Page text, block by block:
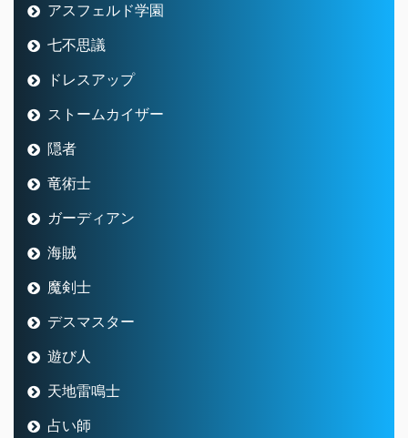
アスフェルド学園
七不思議
ドレスアップ
ストームカイザー
隠者
竜術士
ガーディアン
海賊
魔剣士
デスマスター
遊び人
天地雷鳴士
占い師